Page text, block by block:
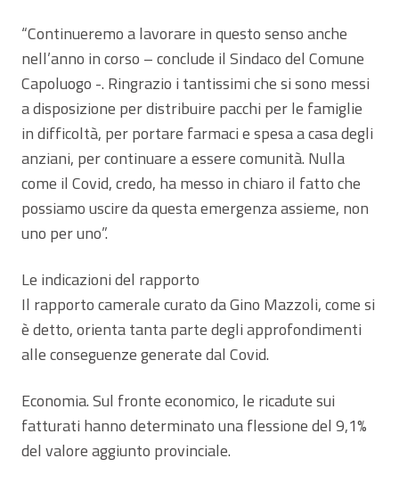
“Continueremo a lavorare in questo senso anche
nell’anno in corso – conclude il Sindaco del Comune
Capoluogo -. Ringrazio i tantissimi che si sono messi
a disposizione per distribuire pacchi per le famiglie
in difficoltà, per portare farmaci e spesa a casa degli
anziani, per continuare a essere comunità. Nulla
come il Covid, credo, ha messo in chiaro il fatto che
possiamo uscire da questa emergenza assieme, non
uno per uno”.
Le indicazioni del rapporto
Il rapporto camerale curato da Gino Mazzoli, come si
è detto, orienta tanta parte degli approfondimenti
alle conseguenze generate dal Covid.
Economia. Sul fronte economico, le ricadute sui
fatturati hanno determinato una flessione del 9,1%
del valore aggiunto provinciale.